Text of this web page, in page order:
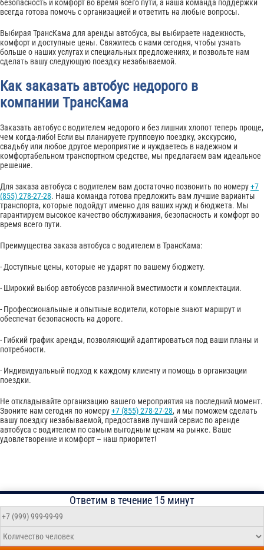
безопасность и комфорт во время всего пути, а наша команда поддержки
всегда готова помочь с организацией и ответить на любые вопросы.
Выбирая ТрансКама для аренды автобуса, вы выбираете надежность,
комфорт и доступные цены. Свяжитесь с нами сегодня, чтобы узнать
больше о наших услугах и специальных предложениях, и позвольте нам
сделать вашу следующую поездку незабываемой.
Как заказать автобус недорого в
компании ТрансКама
Заказать автобус с водителем недорого и без лишних хлопот теперь проще,
чем когда-либо! Если вы планируете групповую поездку, экскурсию,
свадьбу или любое другое мероприятие и нуждаетесь в надежном и
комфортабельном транспортном средстве, мы предлагаем вам идеальное
решение.
Для заказа автобуса с водителем вам достаточно позвонить по номеру+7
(855) 278-27-28. Наша команда готова предложить вам лучшие варианты
транспорта, которые подойдут именно для ваших нужд и бюджета. Мы
гарантируем высокое качество обслуживания, безопасность и комфорт во
время всего пути.
Преимущества заказа автобуса с водителем в ТрансКама:
- Доступные цены, которые не ударят по вашему бюджету.
- Широкий выбор автобусов различной вместимости и комплектации.
- Профессиональные и опытные водители, которые знают маршрут и
обеспечат безопасность на дороге.
- Гибкий график аренды, позволяющий адаптироваться под ваши планы и
потребности.
- Индивидуальный подход к каждому клиенту и помощь в организации
поездки.
Не откладывайте организацию вашего мероприятия на последний момент.
Звоните нам сегодня по номеру+7 (855) 278-27-28, и мы поможем сделать
вашу поездку незабываемой, предоставив лучший сервис по аренде
автобуса с водителем по самым выгодным ценам на рынке. Ваше
удовлетворение и комфорт – наш приоритет!
Ответим в течение 15 минут